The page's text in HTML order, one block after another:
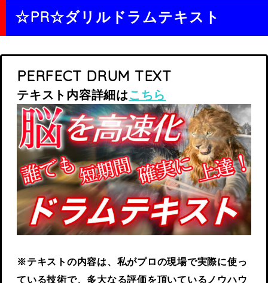
☆PR☆ダリルドラムテキスト
PERFECT DRUM TEXT
テキスト内容詳細はこちら
※テキストの内容は、私がプロの現場で実際に使っ
ている技術で、多大なる評価を頂いているノウハウ